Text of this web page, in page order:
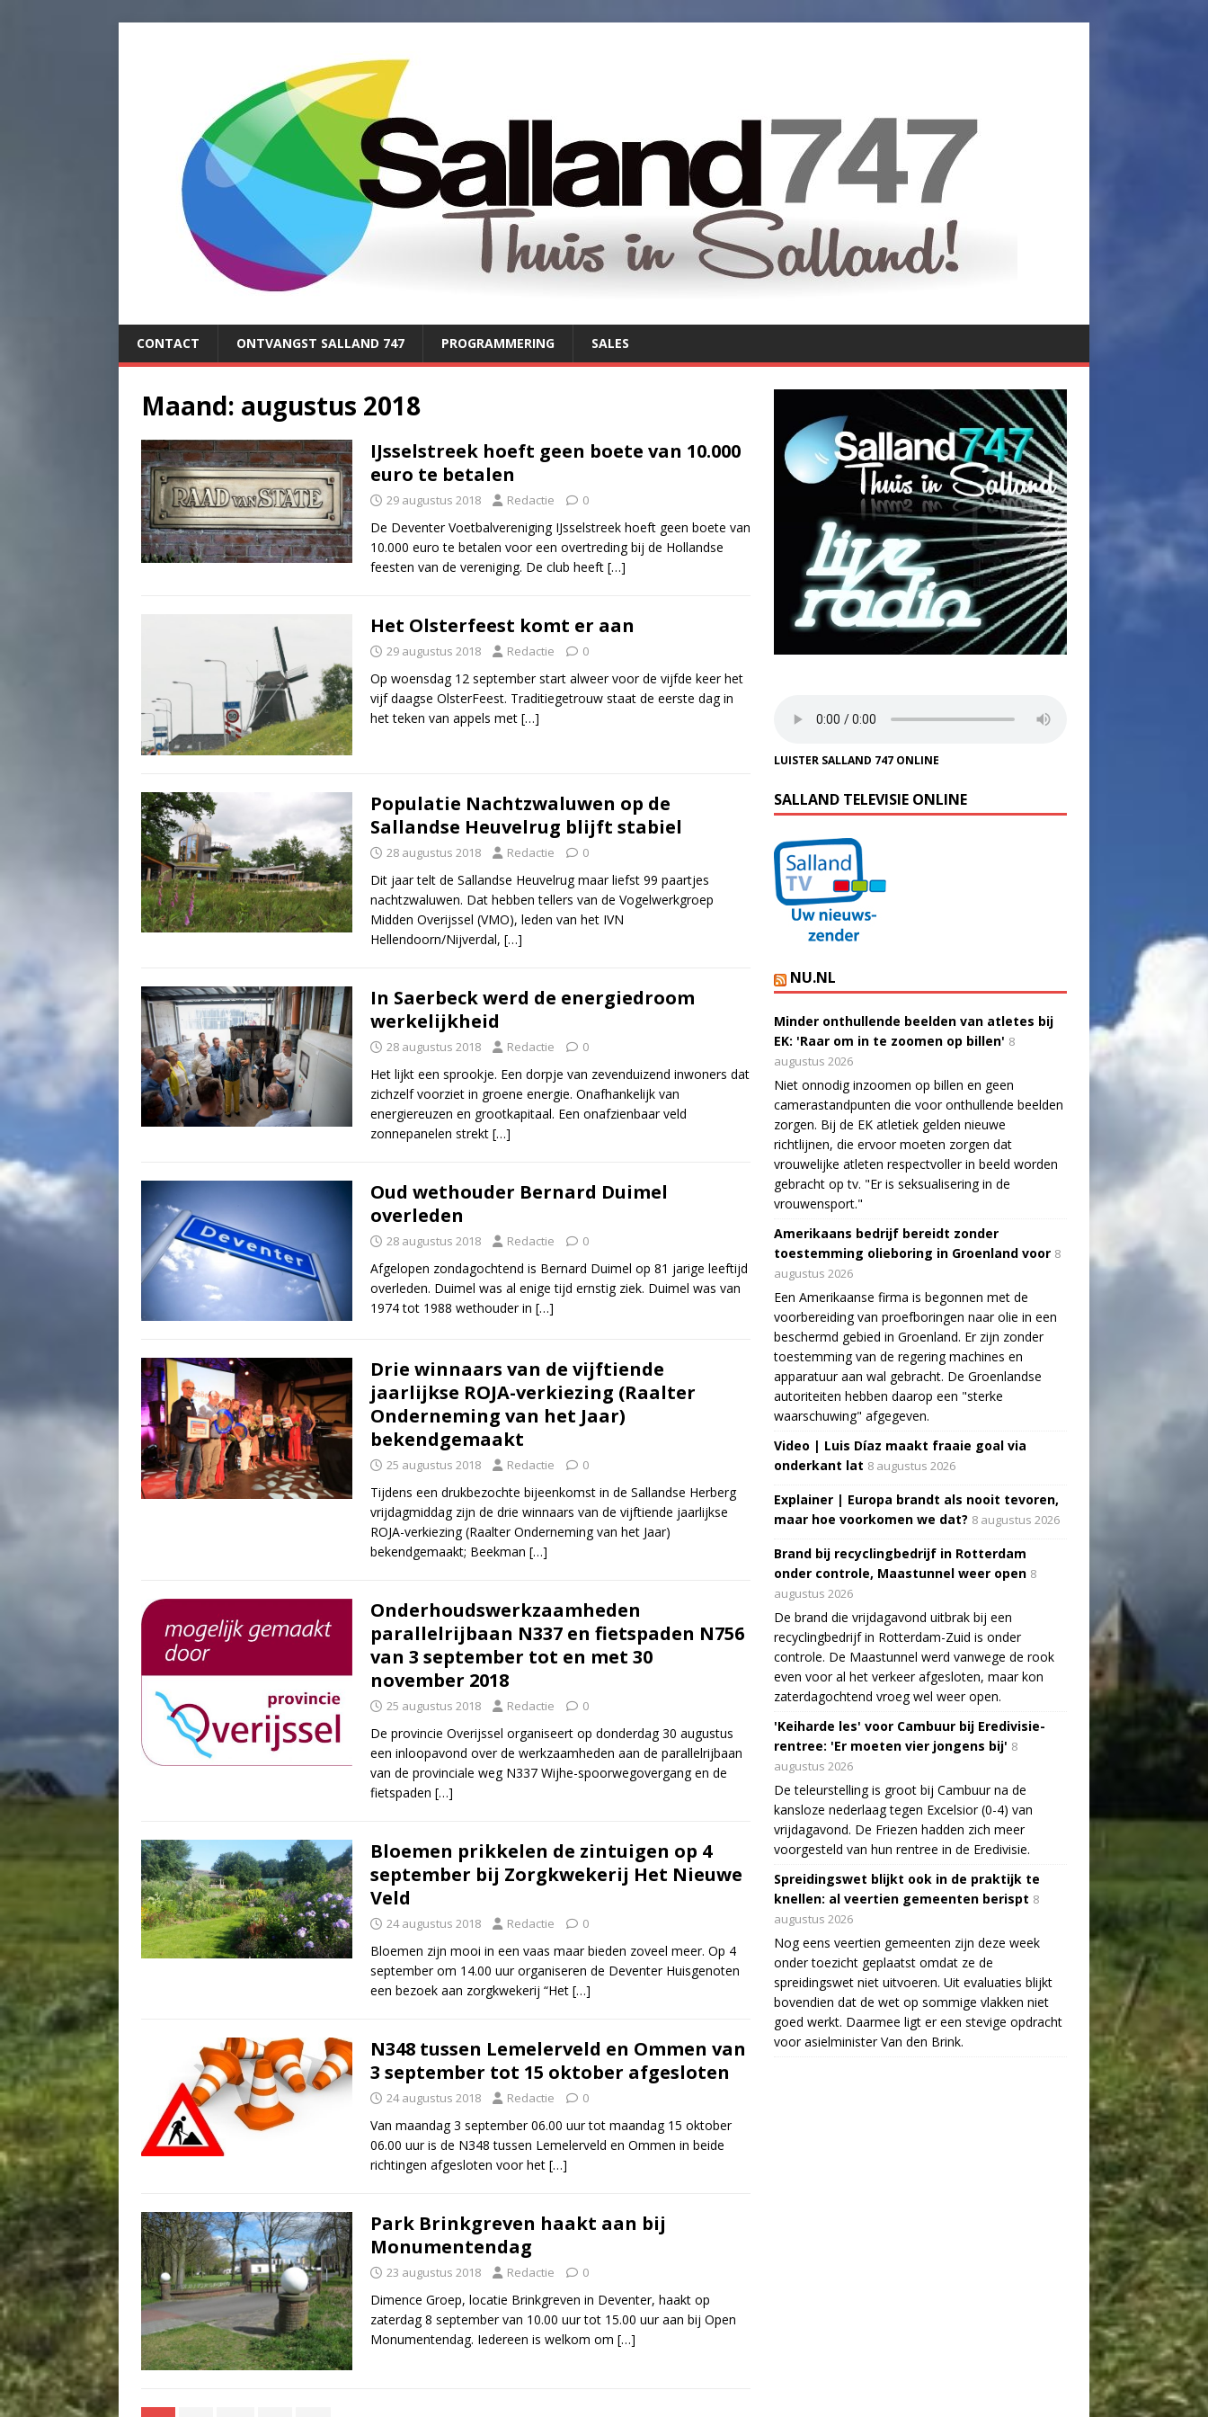
CONTACT ONTVANGST SALLAND 747 PROGRAMMERING SALES
Maand: augustus 2018
IJsselstreek hoeft geen boete van 10.000
euro te betalen
29 augustus 2018 Redactie 0
De Deventer Voetbalvereniging IJsselstreek hoeft geen boete van
10.000 euro te betalen voor een overtreding bij de Hollandse
feesten van de vereniging. De club heeft […]
Het Olsterfeest komt er aan
29 augustus 2018 Redactie 0
Op woensdag 12 september start alweer voor de vijfde keer het
vijf daagse OlsterFeest. Traditiegetrouw staat de eerste dag in
het teken van appels met […]
Populatie Nachtzwaluwen op de
Sallandse Heuvelrug blijft stabiel
28 augustus 2018 Redactie 0
Dit jaar telt de Sallandse Heuvelrug maar liefst 99 paartjes
nachtzwaluwen. Dat hebben tellers van de Vogelwerkgroep
Midden Overijssel (VMO), leden van het IVN
Hellendoorn/Nijverdal, […]
In Saerbeck werd de energiedroom
werkelijkheid
28 augustus 2018 Redactie 0
Het lijkt een sprookje. Een dorpje van zevenduizend inwoners dat
zichzelf voorziet in groene energie. Onafhankelijk van
energiereuzen en grootkapitaal. Een onafzienbaar veld
zonnepanelen strekt […]
Oud wethouder Bernard Duimel
overleden
28 augustus 2018 Redactie 0
Afgelopen zondagochtend is Bernard Duimel op 81 jarige leeftijd
overleden. Duimel was al enige tijd ernstig ziek. Duimel was van
1974 tot 1988 wethouder in […]
Drie winnaars van de vijftiende
jaarlijkse ROJA-verkiezing (Raalter
Onderneming van het Jaar)
bekendgemaakt
25 augustus 2018 Redactie 0
Tijdens een drukbezochte bijeenkomst in de Sallandse Herberg
vrijdagmiddag zijn de drie winnaars van de vijftiende jaarlijkse
ROJA-verkiezing (Raalter Onderneming van het Jaar)
bekendgemaakt; Beekman […]
Onderhoudswerkzaamheden
parallelrijbaan N337 en fietspaden N756
van 3 september tot en met 30
november 2018
25 augustus 2018 Redactie 0
De provincie Overijssel organiseert op donderdag 30 augustus
een inloopavond over de werkzaamheden aan de parallelrijbaan
van de provinciale weg N337 Wijhe-spoorwegovergang en de
fietspaden […]
Bloemen prikkelen de zintuigen op 4
september bij Zorgkwekerij Het Nieuwe
Veld
24 augustus 2018 Redactie 0
Bloemen zijn mooi in een vaas maar bieden zoveel meer. Op 4
september om 14.00 uur organiseren de Deventer Huisgenoten
een bezoek aan zorgkwekerij “Het […]
N348 tussen Lemelerveld en Ommen van
3 september tot 15 oktober afgesloten
24 augustus 2018 Redactie 0
Van maandag 3 september 06.00 uur tot maandag 15 oktober
06.00 uur is de N348 tussen Lemelerveld en Ommen in beide
richtingen afgesloten voor het […]
Park Brinkgreven haakt aan bij
Monumentendag
23 augustus 2018 Redactie 0
Dimence Groep, locatie Brinkgreven in Deventer, haakt op
zaterdag 8 september van 10.00 uur tot 15.00 uur aan bij Open
Monumentendag. Iedereen is welkom om […]
LUISTER SALLAND 747 ONLINE
SALLAND TELEVISIE ONLINE
NU.NL
Minder onthullende beelden van atletes bij
EK: 'Raar om in te zoomen op billen' 8
augustus 2026
Niet onnodig inzoomen op billen en geen
camerastandpunten die voor onthullende beelden
zorgen. Bij de EK atletiek gelden nieuwe
richtlijnen, die ervoor moeten zorgen dat
vrouwelijke atleten respectvoller in beeld worden
gebracht op tv. "Er is seksualisering in de
vrouwensport."
Amerikaans bedrijf bereidt zonder
toestemming olieboring in Groenland voor 8
augustus 2026
Een Amerikaanse firma is begonnen met de
voorbereiding van proefboringen naar olie in een
beschermd gebied in Groenland. Er zijn zonder
toestemming van de regering machines en
apparatuur aan wal gebracht. De Groenlandse
autoriteiten hebben daarop een "sterke
waarschuwing" afgegeven.
Video | Luis Díaz maakt fraaie goal via
onderkant lat 8 augustus 2026
Explainer | Europa brandt als nooit tevoren,
maar hoe voorkomen we dat? 8 augustus 2026
Brand bij recyclingbedrijf in Rotterdam
onder controle, Maastunnel weer open 8
augustus 2026
De brand die vrijdagavond uitbrak bij een
recyclingbedrijf in Rotterdam-Zuid is onder
controle. De Maastunnel werd vanwege de rook
even voor al het verkeer afgesloten, maar kon
zaterdagochtend vroeg wel weer open.
'Keiharde les' voor Cambuur bij Eredivisie-
rentree: 'Er moeten vier jongens bij' 8
augustus 2026
De teleurstelling is groot bij Cambuur na de
kansloze nederlaag tegen Excelsior (0-4) van
vrijdagavond. De Friezen hadden zich meer
voorgesteld van hun rentree in de Eredivisie.
Spreidingswet blijkt ook in de praktijk te
knellen: al veertien gemeenten berispt 8
augustus 2026
Nog eens veertien gemeenten zijn deze week
onder toezicht geplaatst omdat ze de
spreidingswet niet uitvoeren. Uit evaluaties blijkt
bovendien dat de wet op sommige vlakken niet
goed werkt. Daarmee ligt er een stevige opdracht
voor asielminister Van den Brink.